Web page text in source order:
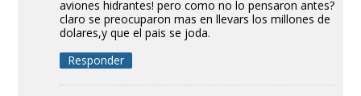
aviones hidrantes! pero como no lo pensaron antes?
claro se preocuparon mas en llevars los millones de
dolares,y que el pais se joda.
Responder